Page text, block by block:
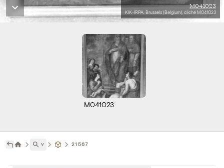
M041023
KIK-IRPA, Brussels (Belgium), cliché M041023
M041023
˅ 21567